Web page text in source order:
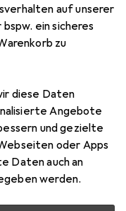
auf unserer
ein sicheres
zu
diese Daten
Angebote
und gezielte
oder Apps
Daten auch an
werden.
von Zebco